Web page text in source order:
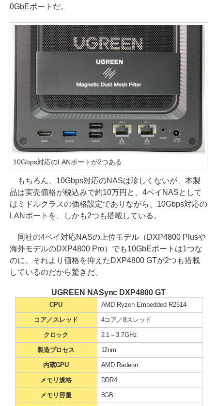
0GbEポートだ。
10Gbps対応のLANポートが2つある
もちろん、10Gbps対応のNASは珍しくないが、本製
品は実売価格が税込みで約10万円と、4ベイNASとして
はミドルクラスの価格設定でありながら、10Gbps対応の
LANポートを、しかも2つも搭載している。
同社の4ベイ対応NASの上位モデル（DXP4800 Plusや
海外モデルのDXP4800 Pro）でも10GbEポートは1つな
のに、それより価格を抑えたDXP4800 GTが2つも搭載
しているのだから驚きだ。
UGREEN NASync DXP4800 GT
CPU AMD Ryzen Embedded R2514
コア／スレッド 4コア／8スレッド
クロック 2.1～3.7GHz
製造プロセス 12nm
内蔵GPU AMD Radeon
メモリ規格 DDR4
メモリ容量 8GB